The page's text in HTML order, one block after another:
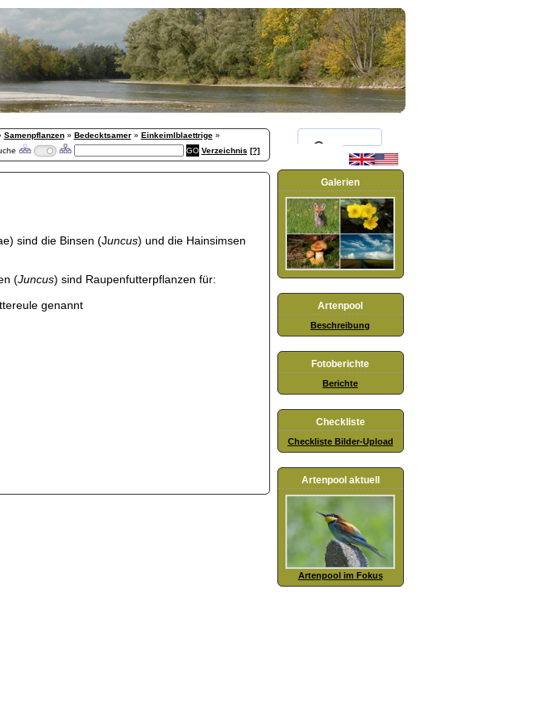
Samenpflanzen» Bedecktsamer» Einkeimlblaettrige»
Verzeichnis [?]
sind die Binsen (Juncus) und die Hainsimsen
(Juncus) sind Raupenfutterpflanzen für:
genannt
Galerien
Artenpool
Beschreibung
Fotoberichte
Berichte
Checkliste
Checkliste Bilder-Upload
Artenpool aktuell
Artenpool im Fokus